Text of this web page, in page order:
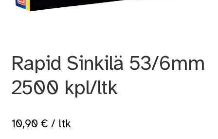
Rapid Sinkilä 53/6mm
2500 kpl/ltk
10,90 € / ltk